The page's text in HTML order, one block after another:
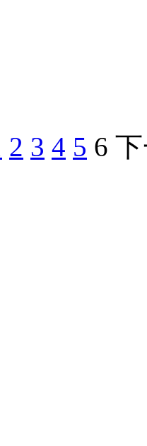
2 3 4 5 6